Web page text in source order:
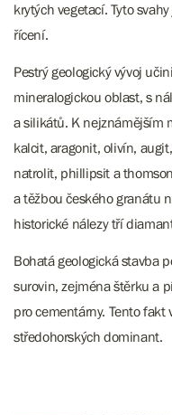
krytých vegetací. Tyto
řícení.
Pestrý geologický vývoj
mineralogickou oblast, s
a silikátů. K nejznámějším
kalcit, aragonit, olivín,
natrolit, phillipsit a
a těžbou českého granátu
historické nálezy tří
Bohatá geologická stavba
surovin, zejména štěrku a
pro cementárny. Tento
středohorských dominant.